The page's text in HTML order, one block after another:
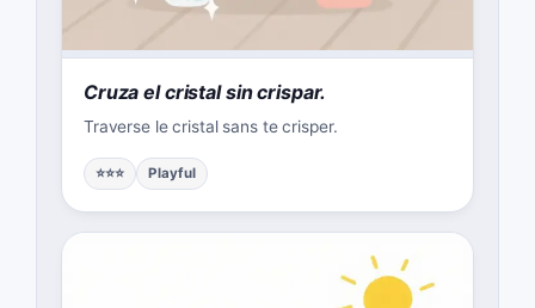
Cruza el cristal sin crispar.
Traverse le cristal sans te crisper.
⭐⭐⭐ Playful